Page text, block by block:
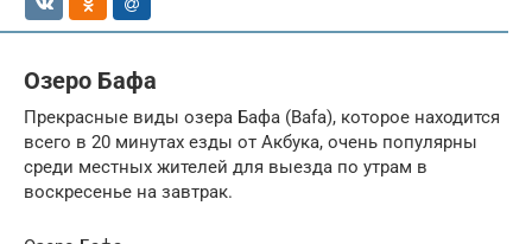
Озеро Бафа
Прекрасные виды озера Бафа (Bafa), которое находится
всего в 20 минутах езды от Акбука, очень популярны
среди местных жителей для выезда по утрам в
воскресенье на завтрак.